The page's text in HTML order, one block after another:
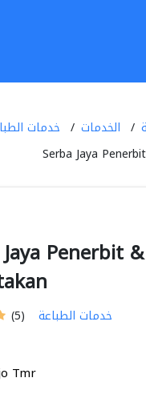
الخدمات
خدمات
Serba Jaya
Penerbit &
(5) خدمات الطباعة
Tmr